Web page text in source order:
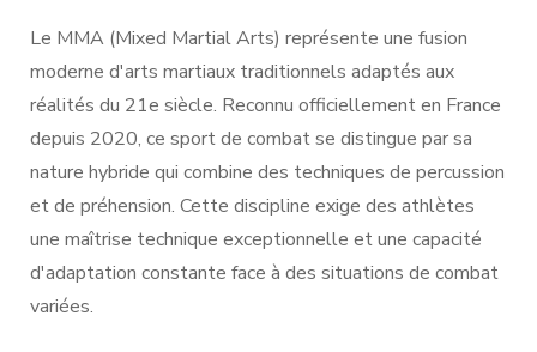
Le MMA (Mixed Martial Arts) représente une fusion
moderne d'arts martiaux traditionnels adaptés aux
réalités du 21e siècle. Reconnu officiellement en France
depuis 2020, ce sport de combat se distingue par sa
nature hybride qui combine des techniques de percussion
et de préhension. Cette discipline exige des athlètes
une maîtrise technique exceptionnelle et une capacité
d'adaptation constante face à des situations de combat
variées.